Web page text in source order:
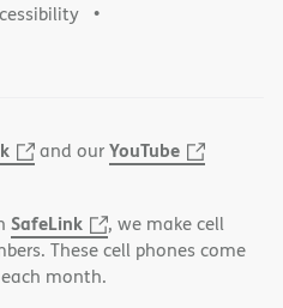
and ourYouTube
SafeLink
, we make cell
These cell phones come
month.